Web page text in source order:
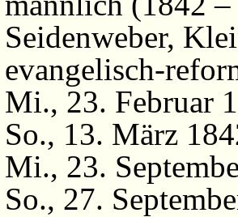
Seidenweber,
evangelisch-
Mi., 23. Februar
So., 13. März
Mi., 23.
So., 27.